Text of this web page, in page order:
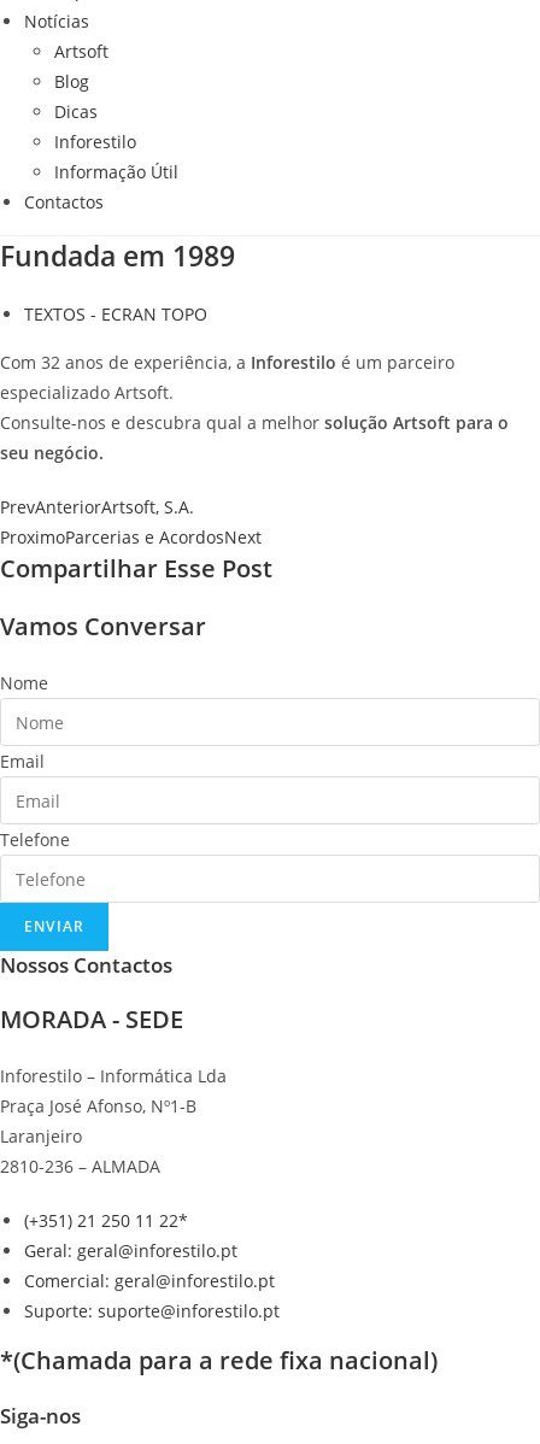
Notícias
Artsoft
Blog
Dicas
Inforestilo
Informação Útil
Contactos
Fundada em 1989
TEXTOS - ECRAN TOPO
Com 32 anos de experiência, a Inforestilo é um parceiro
especializado Artsoft.
Consulte-nos e descubra qual a melhor solução Artsoft para o
seu negócio.
PrevAnteriorArtsoft, S.A.
ProximoParcerias e AcordosNext
Compartilhar Esse Post
Vamos Conversar
Nome
Email
Telefone
ENVIAR
Nossos Contactos
MORADA - SEDE
Inforestilo – Informática Lda
Praça José Afonso, Nº1-B
Laranjeiro
2810-236 – ALMADA
(+351) 21 250 11 22*
Geral: geral@inforestilo.pt
Comercial: geral@inforestilo.pt
Suporte: suporte@inforestilo.pt
*(Chamada para a rede fixa nacional)
Siga-nos